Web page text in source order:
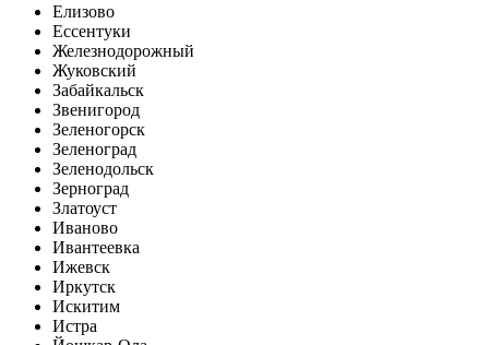
Елизово
Ессентуки
Железнодорожный
Жуковский
Забайкальск
Звенигород
Зеленогорск
Зеленоград
Зеленодольск
Зерноград
Златоуст
Иваново
Ивантеевка
Ижевск
Иркутск
Искитим
Истра